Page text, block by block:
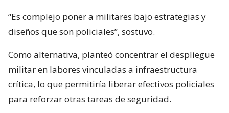
“Es complejo poner a militares bajo estrategias y
diseños que son policiales”, sostuvo.
Como alternativa, planteó concentrar el despliegue
militar en labores vinculadas a infraestructura
crítica, lo que permitiría liberar efectivos policiales
para reforzar otras tareas de seguridad.